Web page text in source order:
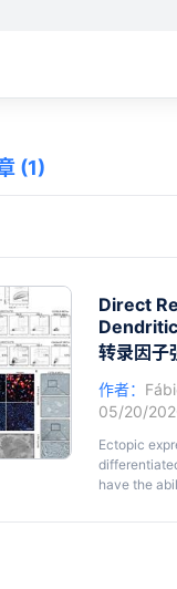
(1)
Direct
转录因子
作者：
05/20/
Ectopic
have the
The rarity